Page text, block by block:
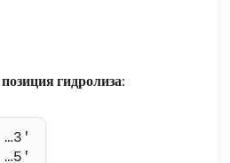
гидролиза:
…3'
…5'